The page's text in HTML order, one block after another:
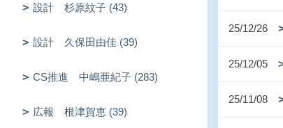
25/12/26
25/12/05
25/11/08
設計 杉原紋子 (43)
設計 久保田由佳 (39)
CS推進 中嶋亜紀子 (283)
広報 根津賀恵 (39)